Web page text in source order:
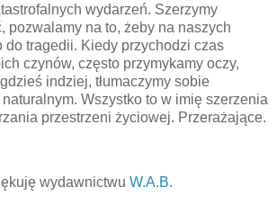
wydarzeń. Szerzymy
pozwalamy na to, żeby na naszych
do tragedii. Kiedy przychodzi czas
czynów, często przymykamy oczy,
indziej, tłumaczymy sobie
Wszystko to w imię szerzenia
przestrzeni życiowej. Przerażające.
wydawnictwu W.A.B.